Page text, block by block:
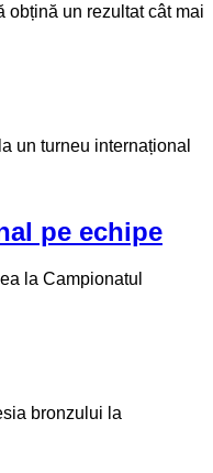
un rezultat cât mai
un turneu internațional
pe echipe
la Campionatul
bronzului la